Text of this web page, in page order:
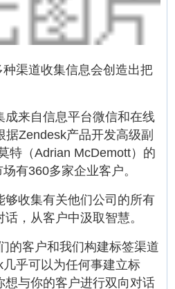
渠道收集信息会创造出把
来自信息平台微信和在线
据Zendesk产品开发高级副
特（Adrian McDemott）的
有360多家企业客户。
收集有关他们公司的所有
，从客户中汲取智慧。
客户和我们构建标签渠道
乎可以为任何事建立标
想与你的客户进行双向对话